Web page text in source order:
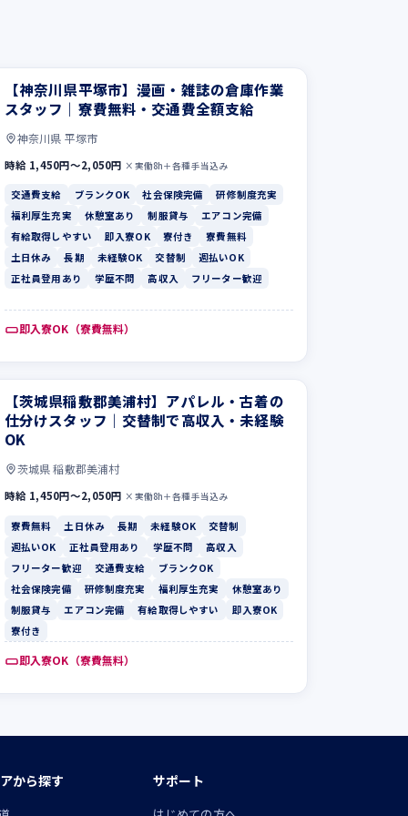
【神奈川県平塚市】漫画・雑誌の倉庫作業
スタッフ｜寮費無料・交通費全額支給
神奈川県 平塚市
時給 1,450円〜2,050円 ×実働8h＋各種手当込み
交通費支給 ブランクOK 社会保険完備
研修制度充実
福利厚生充実
休憩室あり 制服貸与
エアコン完備
有給取得しやすい
即入寮OK 寮付き
寮費無料
土日休み
長期 未経験OK 交替制
週払いOK
正社員登用あり
学歴不問 高収入 フリーター歓迎
即入寮OK（寮費無料）
【茨城県稲敷郡美浦村】アパレル・古着の
仕分けスタッフ｜交替制で高収入・未経験
OK
茨城県 稲敷郡美浦村
時給 1,450円〜2,050円 ×実働8h＋各種手当込み
寮費無料 土日休み 長期 未経験OK
交替制
週払いOK
正社員登用あり 学歴不問
高収入
フリーター歓迎
交通費支給
ブランクOK
社会保険完備
研修制度充実 福利厚生充実
休憩室あり
制服貸与
エアコン完備 有給取得しやすい
即入寮OK
寮付き
即入寮OK（寮費無料）
から探す サポート